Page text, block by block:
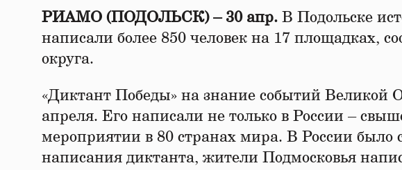
РИАМО (ПОДОЛЬСК) – 30 апр. В Подольске
написали более 850 человек на 17 площадках,
округа.
«Диктант Победы» на знание событий Великой
апреля. Его написали не только в России –
мероприятии в 80 странах мира. В России было
написания диктанта, жители Подмосковья